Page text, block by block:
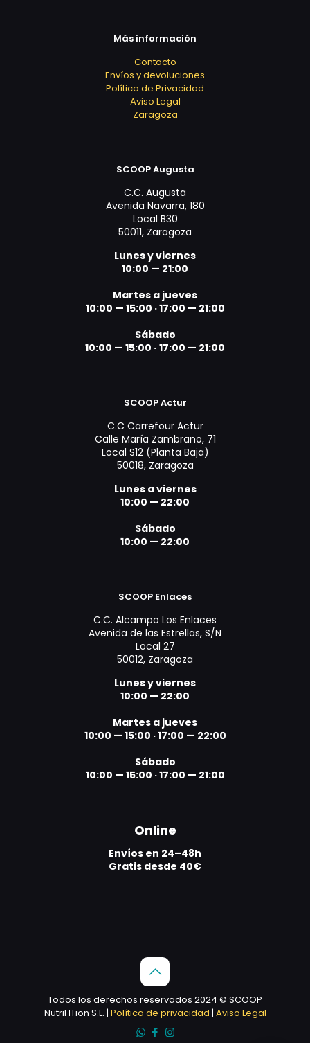
Más información
Contacto
Envíos y devoluciones
Política de Privacidad
Aviso Legal
Zaragoza
SCOOP Augusta
C.C. Augusta
Avenida Navarra, 180
Local B30
50011, Zaragoza
Lunes y viernes
10:00 — 21:00
Martes a jueves
10:00 — 15:00 ·17:00 — 21:00
Sábado
10:00 — 15:00 · 17:00 — 21:00
SCOOP Actur
C.C Carrefour Actur
Calle María Zambrano, 71
Local S12 (Planta Baja)
50018, Zaragoza
Lunes a viernes
10:00 — 22:00
Sábado
10:00 — 22:00
SCOOP Enlaces
C.C. Alcampo Los Enlaces
Avenida de las Estrellas, S/N
Local 27
50012, Zaragoza
Lunes y viernes
10:00 — 22:00
Martes a jueves
10:00 — 15:00 ·17:00 — 22:00
Sábado
10:00 — 15:00 ·17:00 — 21:00
Online
Envíos en 24–48h
Gratis desde 40€
Todos los derechos reservados 2024 © SCOOP
NutriFITion S.L. | Política de privacidad | Aviso Legal